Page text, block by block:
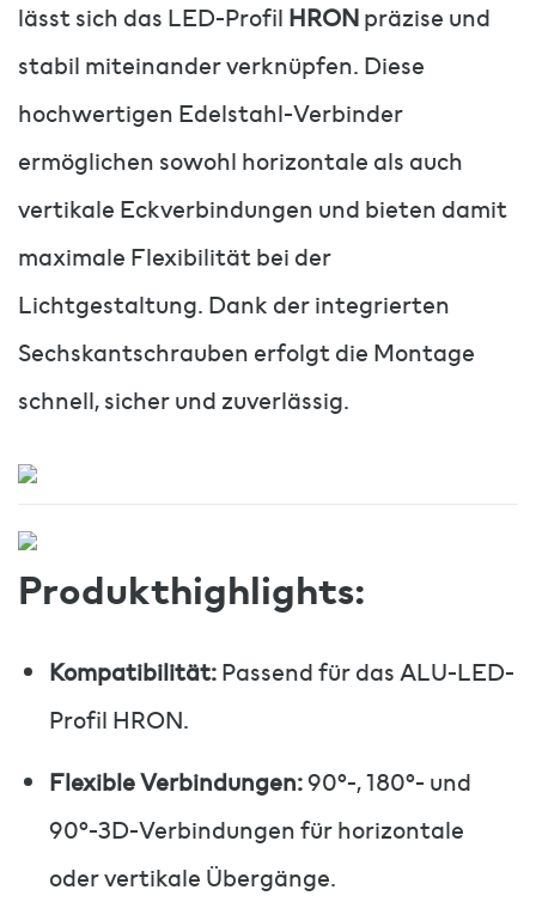
lässt sich das LED-Profil HRONpräzise und
stabil miteinander verknüpfen. Diese
hochwertigen Edelstahl-Verbinder
ermöglichen sowohl horizontale als auch
vertikale Eckverbindungen und bieten damit
maximale Flexibilität bei der
Lichtgestaltung. Dank der integrierten
Sechskantschrauben erfolgt die Montage
schnell, sicher und zuverlässig.
Produkthighlights:
Kompatibilität:Passend für das ALU-LED-
Profil HRON.
Flexible Verbindungen:90°-, 180°- und
90°-3D-Verbindungen für horizontale
oder vertikale Übergänge.